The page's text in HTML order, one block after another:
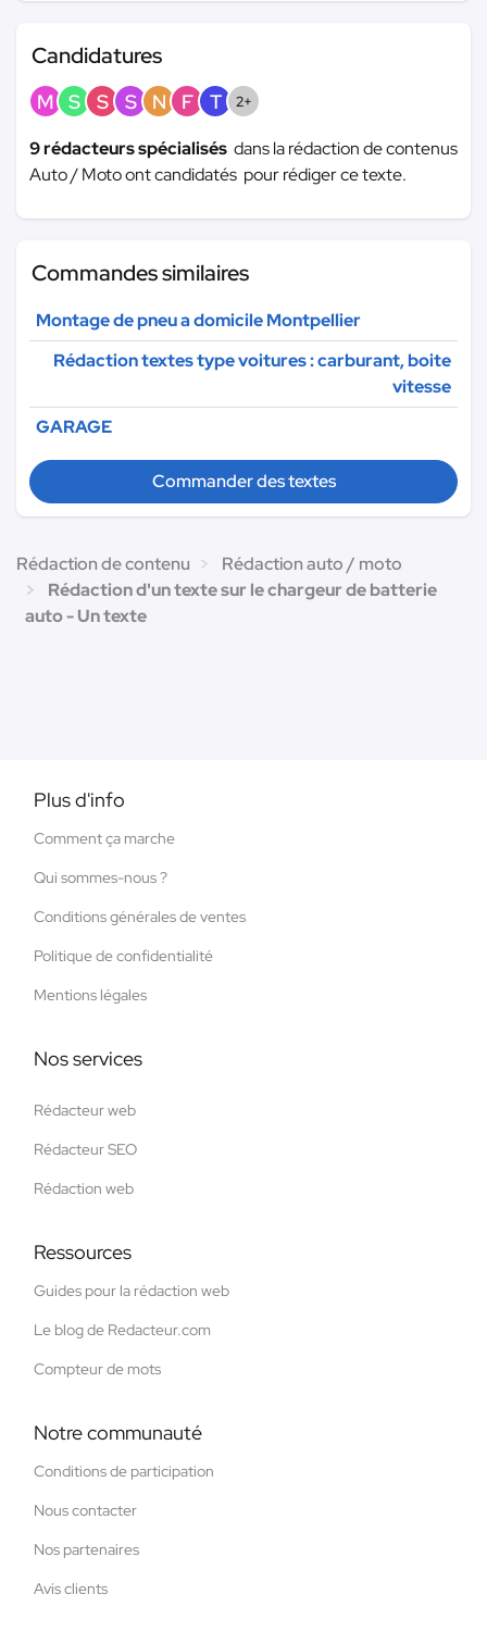
Candidatures
M S S S N F T 2+
9 rédacteurs spécialisés dans la rédaction de contenus
Auto / Moto ont candidatés pour rédiger ce texte.
Commandes similaires
Montage de pneu a domicile Montpellier
Rédaction textes type voitures : carburant, boite
vitesse
GARAGE
Commander des textes
Rédaction de contenu
Rédaction auto / moto
Rédaction d'un texte sur le chargeur de batterie
auto - Un texte
Plus d'info
Comment ça marche
Qui sommes-nous ?
Conditions générales de ventes
Politique de confidentialité
Mentions légales
Nos services
Rédacteur web
Rédacteur SEO
Rédaction web
Ressources
Guides pour la rédaction web
Le blog de Redacteur.com
Compteur de mots
Notre communauté
Conditions de participation
Nous contacter
Nos partenaires
Avis clients